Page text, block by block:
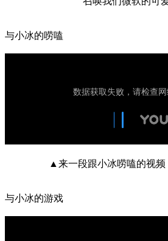
与小冰的唠嗑
▲来一段跟小冰唠嗑的视
与小冰的游戏